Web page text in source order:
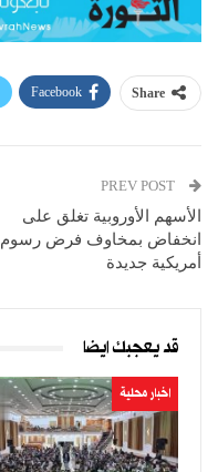
Share
Facebook
الأسهم الأوروبية تغلق على
انخفاض بمخاوف فرض رسوم
أمريكية جديدة
قد يعجبك ايضا
اخبار محلية